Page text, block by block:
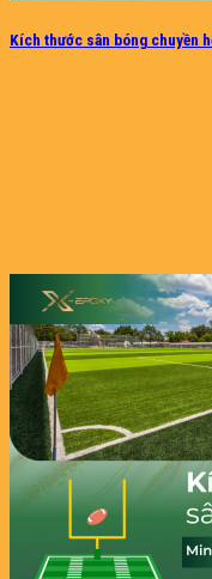
Kích thước sân bóng chuyền